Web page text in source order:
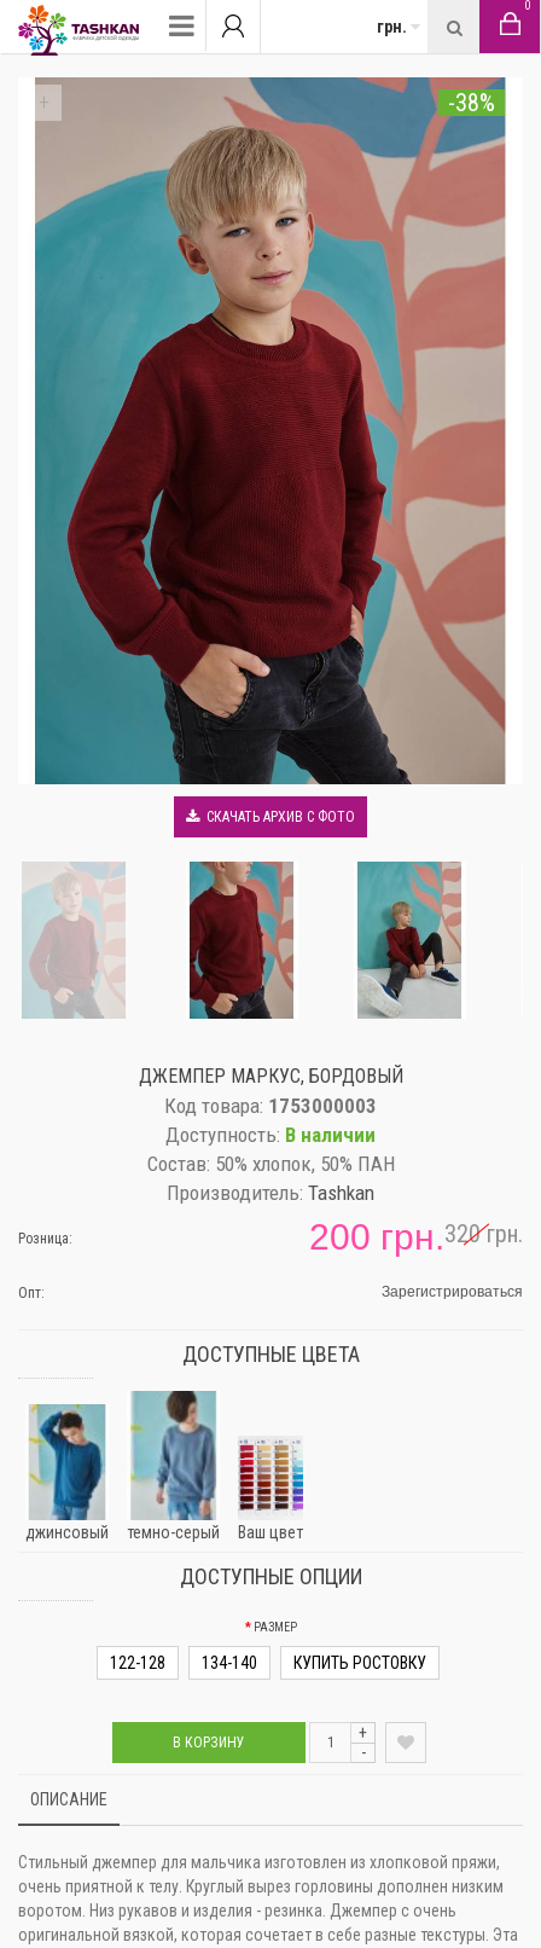
грн.
0
+ -38%
СКАЧАТЬ АРХИВ С ФОТО
ДЖЕМПЕР МАРКУС, БОРДОВЫЙ
Код товара: 1753000003
Доступность: В наличии
Состав: 50% хлопок, 50% ПАН
Производитель: Tashkan
320 грн.
Розница: 200 грн.
Опт: Зарегистрироваться
ДОСТУПНЫЕ ЦВЕТА
джинсовый темно-серый Ваш цвет
ДОСТУПНЫЕ ОПЦИИ
РАЗМЕР
122-128 134-140 КУПИТЬ РОСТОВКУ
В КОРЗИНУ
+
-
ОПИСАНИЕ
Стильный джемпер для мальчика изготовлен из хлопковой пряжи,
очень приятной к телу. Круглый вырез горловины дополнен низким
воротом. Низ рукавов и изделия - резинка. Джемпер с очень
оригинальной вязкой, которая сочетает в себе разные текстуры. Эта